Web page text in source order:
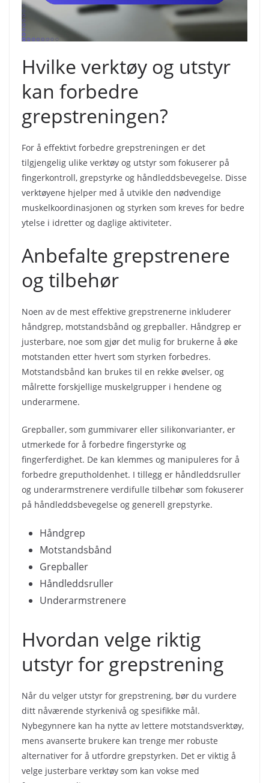
Hvilke verktøy og utstyr
kan forbedre
grepstreningen?
For å effektivt forbedre grepstreningen er det
tilgjengelig ulike verktøy og utstyr som fokuserer på
fingerkontroll, grepstyrke og håndleddsbevegelse. Disse
verktøyene hjelper med å utvikle den nødvendige
muskelkoordinasjonen og styrken som kreves for bedre
ytelse i idretter og daglige aktiviteter.
Anbefalte grepstrenere
og tilbehør
Noen av de mest effektive grepstrenerne inkluderer
håndgrep, motstandsbånd og grepballer. Håndgrep er
justerbare, noe som gjør det mulig for brukerne å øke
motstanden etter hvert som styrken forbedres.
Motstandsbånd kan brukes til en rekke øvelser, og
målrette forskjellige muskelgrupper i hendene og
underarmene.
Grepballer, som gummivarer eller silikonvarianter, er
utmerkede for å forbedre fingerstyrke og
fingerferdighet. De kan klemmes og manipuleres for å
forbedre greputholdenhet. I tillegg er håndleddsruller
og underarmstrenere verdifulle tilbehør som fokuserer
på håndleddsbevegelse og generell grepstyrke.
Håndgrep
Motstandsbånd
Grepballer
Håndleddsruller
Underarmstrenere
Hvordan velge riktig
utstyr for grepstrening
Når du velger utstyr for grepstrening, bør du vurdere
ditt nåværende styrkenivå og spesifikke mål.
Nybegynnere kan ha nytte av lettere motstandsverktøy,
mens avanserte brukere kan trenge mer robuste
alternativer for å utfordre grepstyrken. Det er viktig å
velge justerbare verktøy som kan vokse med